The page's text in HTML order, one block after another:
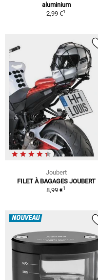
aluminium
2,99 €1
Joubert
FILET À BAGAGES JOUBERT
8,99 €1
NOUVEAU